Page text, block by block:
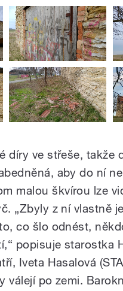
díry ve střeše, takže
aby do ní
malou škvírou lze
„Zbyly z ní vlastně
co šlo odnést,
popisuje starostka
Iveta Hasalová
válejí po zemi.